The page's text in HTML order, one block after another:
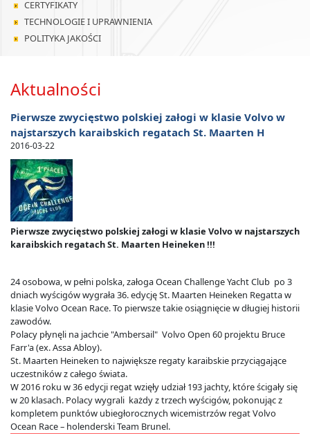
CERTYFIKATY
TECHNOLOGIE I UPRAWNIENIA
POLITYKA JAKOŚCI
Aktualności
Pierwsze zwycięstwo polskiej załogi w klasie Volvo w
najstarszych karaibskich regatach St. Maarten H
2016-03-22
Pierwsze zwycięstwo polskiej załogi w klasie Volvo w najstarszych
karaibskich regatach St. Maarten Heineken !!!
24 osobowa, w pełni polska, załoga Ocean Challenge Yacht Club po 3
dniach wyścigów wygrała 36. edycję St. Maarten Heineken Regatta w
klasie Volvo Ocean Race. To pierwsze takie osiągnięcie w długiej historii
zawodów.
Polacy płynęli na jachcie "Ambersail" Volvo Open 60 projektu Bruce
Farr'a (ex. Assa Abloy).
St. Maarten Heineken to największe regaty karaibskie przyciągające
uczestników z całego świata.
W 2016 roku w 36 edycji regat wzięły udział 193 jachty, które ścigały się
w 20 klasach. Polacy wygrali każdy z trzech wyścigów, pokonując z
kompletem punktów ubiegłorocznych wicemistrzów regat Volvo
Ocean Race – holenderski Team Brunel.